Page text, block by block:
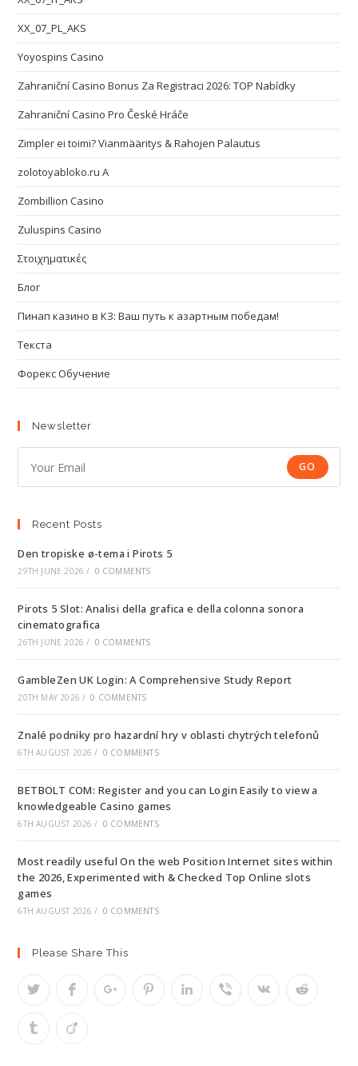
XX_07_PL_AKS
Yoyospins Casino
Zahraniční Casino Bonus Za Registraci 2026: TOP Nabídky
Zahraniční Casino Pro České Hráče
Zimpler ei toimi? Vianmääritys & Rahojen Palautus
zolotoyabloko.ru A
Zombillion Casino
Zuluspins Casino
Στοιχηματικές
Блог
Пинап казино в КЗ: Ваш путь к азартным победам!
Текста
Форекс Обучение
Newsletter
GO
Recent Posts
Den tropiske ø-tema i Pirots 5
29TH JUNE 2026 / 0 COMMENTS
Pirots 5 Slot: Analisi della grafica e della colonna sonora
cinematografica
26TH JUNE 2026 / 0 COMMENTS
GambleZen UK Login: A Comprehensive Study Report
20TH MAY 2026 / 0 COMMENTS
Znalé podniky pro hazardní hry v oblasti chytrých telefonů
6TH AUGUST 2026 / 0 COMMENTS
BETBOLT COM: Register and you can Login Easily to view a
knowledgeable Casino games
6TH AUGUST 2026 / 0 COMMENTS
Most readily useful On the web Position Internet sites within
the 2026, Experimented with & Checked Top Online slots
games
6TH AUGUST 2026 / 0 COMMENTS
Please Share This